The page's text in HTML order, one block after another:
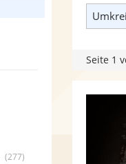
Seite 1
(277)